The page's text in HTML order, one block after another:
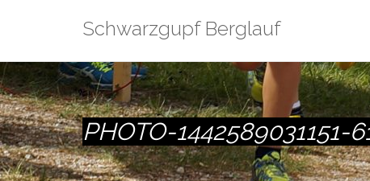
Schwarzgupf Berglauf
PHOTO-1442589031151-